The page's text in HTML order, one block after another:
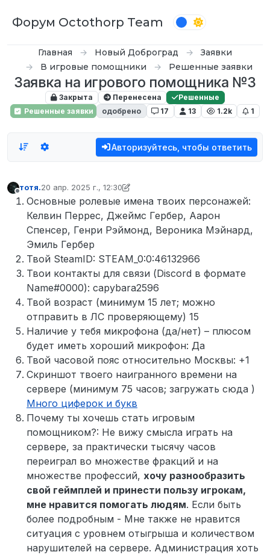
Форум Octothorp Team
Главная Новый Доброград
Заявки
В игровые помощники
Решенные заявки
Заявка на игрового помощника №3
Закрыта Перенесена
Решенные
Решенные заявки
одобрено 17 13 1.2k 1
Авторизуйтесь, чтобы ответить
Не в сети
тотя.20 апр. 2025 г., 12:30
отредактировано тотя.
Основные ролевые имена твоих персонажей:
Келвин Перрес, Джеймс Гербер, Аарон
Спенсер, Генри Рэймонд, Вероника Мэйнард,
Эмиль Гербер
Твой SteamID: STEAM_0:0:46132966
Твои контакты для связи (Discord в формате
Name#0000): capybara2596
Твой возраст (минимум 15 лет; можно
отправить в ЛС проверяющему) 15
Наличие у тебя микрофона (да/нет) – плюсом
будет иметь хороший микрофон: Да
Твой часовой пояс относительно Москвы: +1
Скриншот твоего наигранного времени на
сервере (минимум 75 часов; загружать сюда )
Много циферок и букв
Почему ты хочешь стать игровым
помощником?: Не вижу смысла играть на
сервере, за практически тысячу часов
переиграл во множестве фракций и на
множестве профессий, хочу разнообразить
свой геймплей и принести пользу игрокам,
мне нравится помогать людям. Если быть
более подробным - Мне также не нравится
ситуация с уровнем отыгрыша и количеством
нарушителей на сервере. Администрация хоть